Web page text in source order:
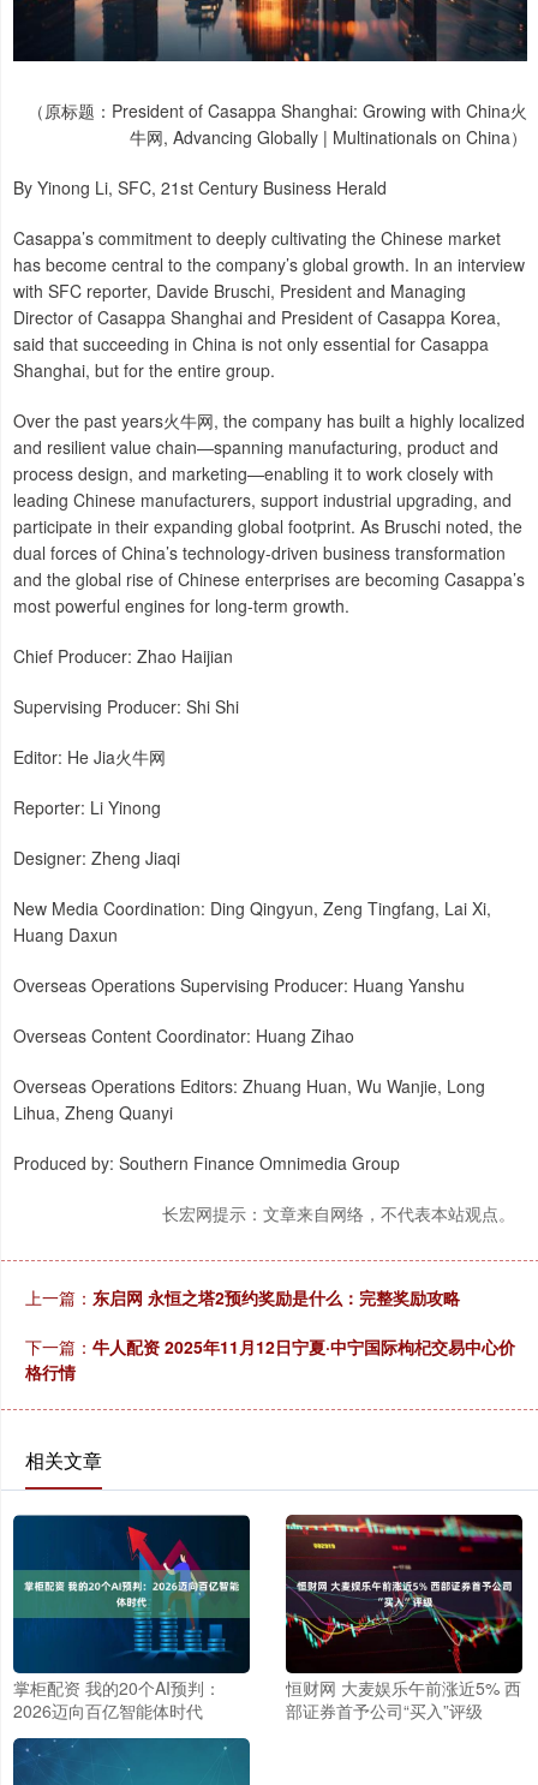
（原标题：President of Casappa Shanghai: Growing with China火
牛网, Advancing Globally | Multinationals on China）
By Yinong Li, SFC, 21st Century Business Herald
Casappa’s commitment to deeply cultivating the Chinese market
has become central to the company’s global growth. In an interview
with SFC reporter, Davide Bruschi, President and Managing
Director of Casappa Shanghai and President of Casappa Korea,
said that succeeding in China is not only essential for Casappa
Shanghai, but for the entire group.
Over the past years火牛网, the company has built a highly localized
and resilient value chain—spanning manufacturing, product and
process design, and marketing—enabling it to work closely with
leading Chinese manufacturers, support industrial upgrading, and
participate in their expanding global footprint. As Bruschi noted, the
dual forces of China’s technology-driven business transformation
and the global rise of Chinese enterprises are becoming Casappa’s
most powerful engines for long-term growth.
Chief Producer: Zhao Haijian
Supervising Producer: Shi Shi
Editor: He Jia火牛网
Reporter: Li Yinong
Designer: Zheng Jiaqi
New Media Coordination: Ding Qingyun, Zeng Tingfang, Lai Xi,
Huang Daxun
Overseas Operations Supervising Producer: Huang Yanshu
Overseas Content Coordinator: Huang Zihao
Overseas Operations Editors: Zhuang Huan, Wu Wanjie, Long
Lihua, Zheng Quanyi
Produced by: Southern Finance Omnimedia Group
长宏网提示：文章来自网络，不代表本站观点。
上一篇： 东启网 永恒之塔2预约奖励是什么：完整奖励攻略
下一篇： 牛人配资 2025年11月12日宁夏·中宁国际枸杞交易中心价
格行情
相关文章
掌柜配资 我的20个AI预判：
2026迈向百亿智能体时代
恒财网 大麦娱乐午前涨近5% 西
部证券首予公司“买入”评级